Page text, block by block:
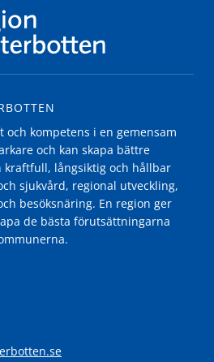
och kompetens i en gemensam
och kan skapa bättre
långsiktig och hållbar
sjukvård, regional utveckling,
besöksnäring. En region ger
de bästa förutsättningarna